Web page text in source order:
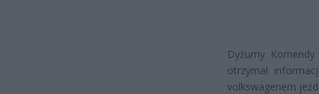
Dyżurny
otrzymał
volkswagenem